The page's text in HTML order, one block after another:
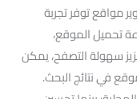
مواقع توفر تجربة
تحميل الموقع،
سهولة التصفح، يمكن
في نتائج البحث.